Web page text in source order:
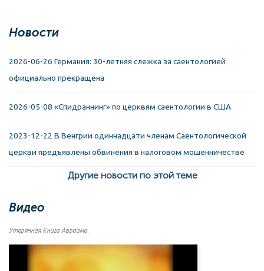
Новости
2026-06-26 Германия: 30-летняя слежка за саентологией
официально прекращена
2026-05-08 «Спидраннинг» по церквям саентологии в США
2023-12-22 В Венгрии одиннадцати членам Саентологической
церкви предъявлены обвинения в налоговом мошенничестве
Другие новости по этой теме
Видео
Утерянная Книга Авраама.